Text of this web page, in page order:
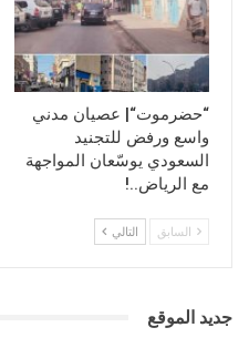
“حضرموت“| عصيان مدني
واسع ورفض للتجنيد
السعودي يوسّعان المواجهة
مع الرياض..!
السابق التالي
جديد الموقع